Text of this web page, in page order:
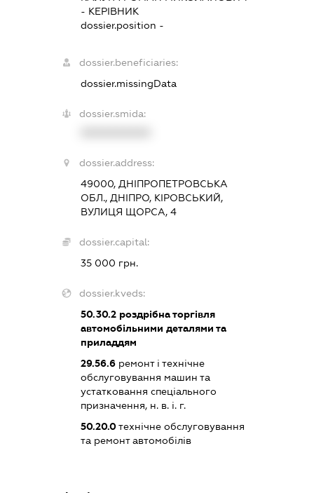
- КЕРІВНИК
dossier.position -
dossier.beneficiaries:
dossier.missingData
dossier.smida:
dossier.address:
49000, ДНІПРОПЕТРОВСЬКА
ОБЛ., ДНІПРО, КІРОВСЬКИЙ,
ВУЛИЦЯ ЩОРСА, 4
dossier.capital:
35 000 грн.
dossier.kveds:
50.30.2 роздрібна торгівля
автомобільними деталями та
приладдям
29.56.6 ремонт і технічне
обслуговування машин та
устатковання спеціального
призначення, н. в. і. г.
50.20.0технічне обслуговування
та ремонт автомобілів